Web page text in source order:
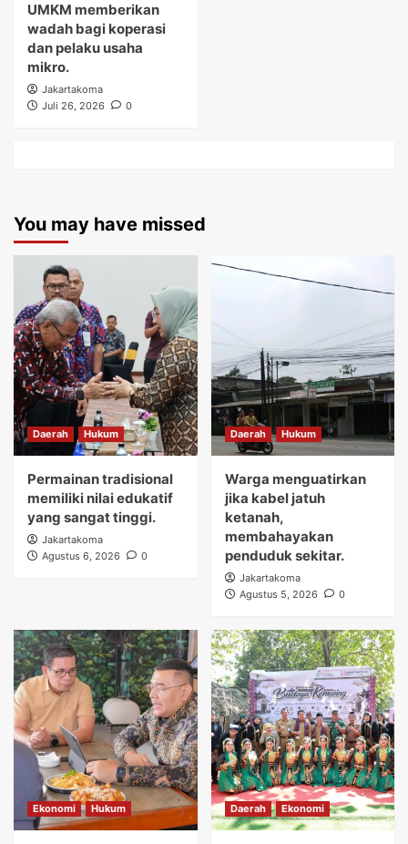
UMKM memberikan
wadah bagi koperasi
dan pelaku usaha
mikro.
Jakartakoma
Juli 26, 2026
0
You may have missed
Daerah Hukum
Permainan tradisional
memiliki nilai edukatif
yang sangat tinggi.
Jakartakoma
Agustus 6, 2026
0
Daerah Hukum
Warga menguatirkan
jika kabel jatuh
ketanah,
membahayakan
penduduk sekitar.
Jakartakoma
Agustus 5, 2026
0
Ekonomi Hukum Daerah Ekonomi